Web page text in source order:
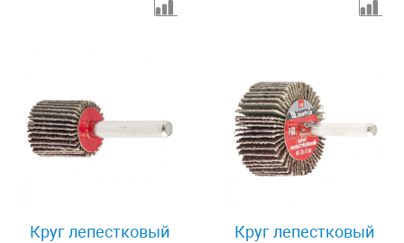
Круг лепестковый
Круг лепестковый